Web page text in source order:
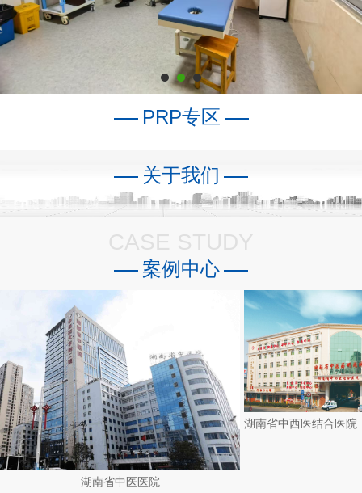
PRP专区
关于我们
CASE STUDY
案例中心
湖南省中医医院